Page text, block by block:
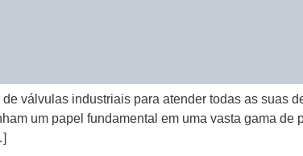
válvulas industriais para atender todas as suas
um papel fundamental em uma vasta gama